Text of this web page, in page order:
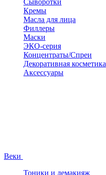
Сыворотки
Кремы
Масла для лица
Филлеры
Маски
ЭКО-серия
Концентраты/Спреи
Декоративная косметика
Аксессуары
Веки
Тоники и демакияж